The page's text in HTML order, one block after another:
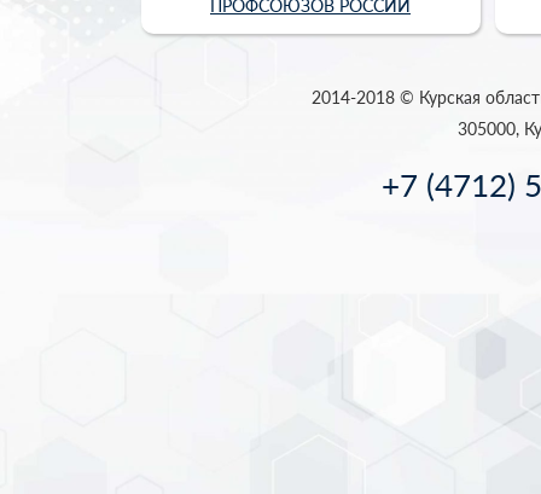
ПРОФСОЮЗОВ РОССИИ
2014-2018 © Курская
305000,
+7 (4712)